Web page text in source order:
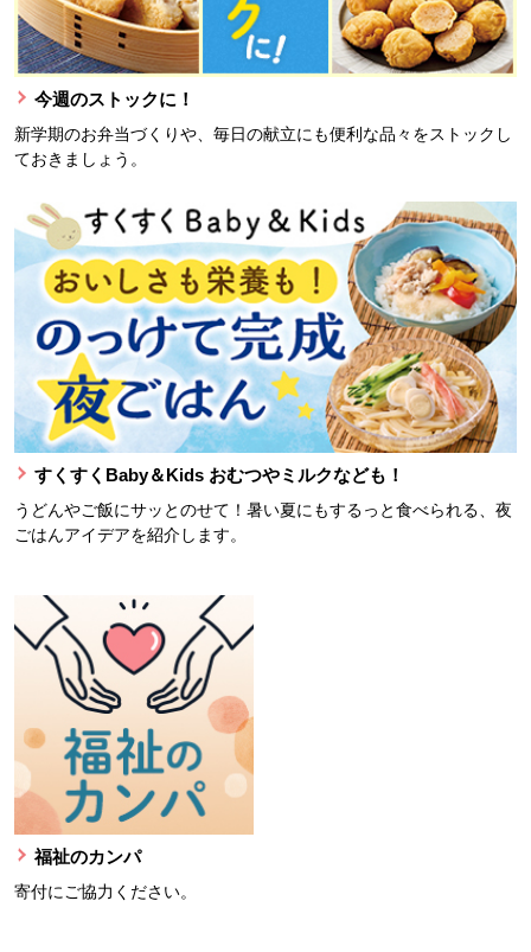
今週のストックに！
新学期のお弁当づくりや、毎日の献立にも便利な品々をストックし
ておきましょう。
すくすくBaby＆Kids おむつやミルクなども！
うどんやご飯にサッとのせて！暑い夏にもするっと食べられる、夜
ごはんアイデアを紹介します。
福祉のカンパ
寄付にご協力ください。